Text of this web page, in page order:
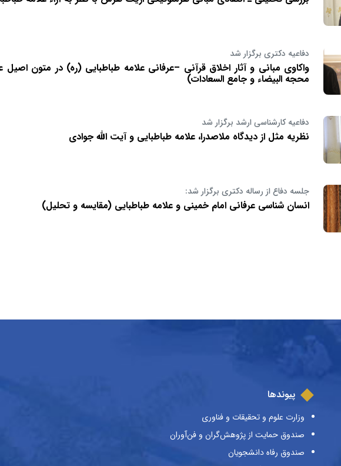
دفاعیه دکتری برگزار شد
واکاوی مبانی و آثار اخلاق قرآنی –عرفانی علامه طباطبایی (ره) در متون اصیل
محجه البیضاء و جامع السعادات)
دفاعیه کارشناسی ارشد برگزار شد
نظریه مثل از دیدگاه ملاصدرا، علامه طباطبایی و آیت الله جوادی
جلسه دفاع از رساله دکتری برگزار شد:
انسان شناسی عرفانی امام خمینی و علامه طباطبایی (مقایسه و تحلیل)
پیوندها
وزارت علوم و تحقیقات و فناوری
صندوق حمایت از پژوهش‌گران و فن‌آوران
صندوق رفاه دانشجویان